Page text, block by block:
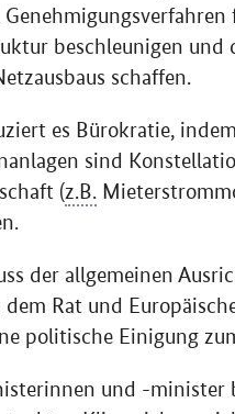
beschleunigen und
schaffen.
es Bürokratie,
sind
(z.B.
der allgemeinen
dem Rat und
politische Einigung
und -minister